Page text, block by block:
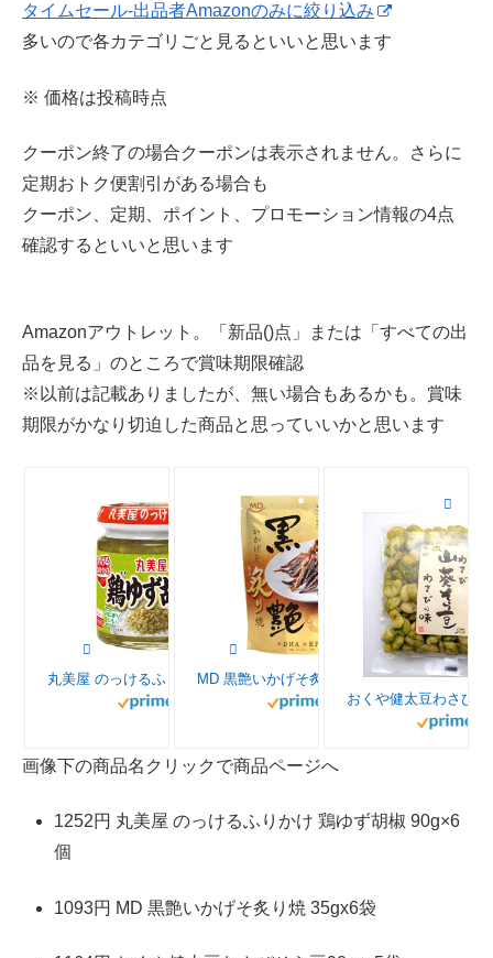
タイムセール-出品者Amazonのみに絞り込み
多いので各カテゴリごと見るといいと思います
※ 価格は投稿時点
クーポン終了の場合クーポンは表示されません。さらに
定期おトク便割引がある場合も
クーポン、定期、ポイント、プロモーション情報の4点
確認するといいと思います
Amazonアウトレット。「新品()点」または「すべての出
品を見る」のところで賞味期限確認
※以前は記載ありましたが、無い場合もあるかも。賞味
期限がかなり切迫した商品と思っていいかと思います
丸美屋 のっけるふりかけ 鶏ゆず胡椒 90g×6個 MD 黒艶いかげそ炙り焼 35gx6袋
画像下の商品名クリックで商品ページへ
1252円 丸美屋 のっけるふりかけ 鶏ゆず胡椒 90g×6
個
1093円 MD 黒艶いかげそ炙り焼 35gx6袋